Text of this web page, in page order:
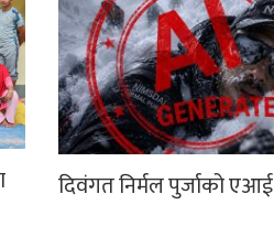
दिवंगत निर्मल पुर्जाको एआई